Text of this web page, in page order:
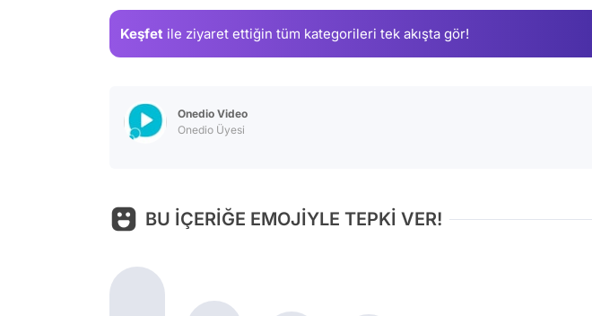
Keşfet ile ziyaret ettiğin tüm kategorileri tek akışta gör!
Onedio Video
Onedio Üyesi
BU İÇERİĞE EMOJİYLE TEPKİ VER!